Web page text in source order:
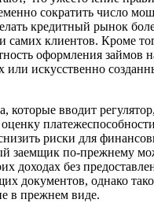
сократить число
кредитный рынок
клиентов. Кроме
оформления займов
или искусственно
которые вводит
риски для
заемщик по-прежнему
доходах без
документов, однако
в прежнем виде.